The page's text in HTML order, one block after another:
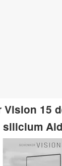
Vision 15
silicium